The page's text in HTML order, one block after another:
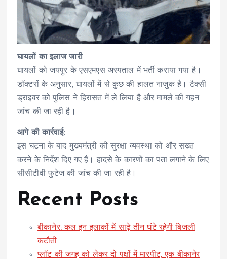
घायलों का इलाज जारी
घायलों को जयपुर के एसएमएस अस्पताल में भर्ती कराया गया है।
डॉक्टरों के अनुसार, घायलों में से कुछ की हालत नाजुक है। टैक्सी
ड्राइवर को पुलिस ने हिरासत में ले लिया है और मामले की गहन
जांच की जा रही है।
आगे की कार्रवाई:
इस घटना के बाद मुख्यमंत्री की सुरक्षा व्यवस्था को और सख्त
करने के निर्देश दिए गए हैं। हादसे के कारणों का पता लगाने के लिए
सीसीटीवी फुटेज की जांच की जा रही है।
Recent Posts
बीकानेर: कल इन इलाकों में साढ़े तीन घंटे रहेगी बिजली
कटौती
प्लॉट की जगह को लेकर दो पक्षों में मारपीट, एक बीकानेर